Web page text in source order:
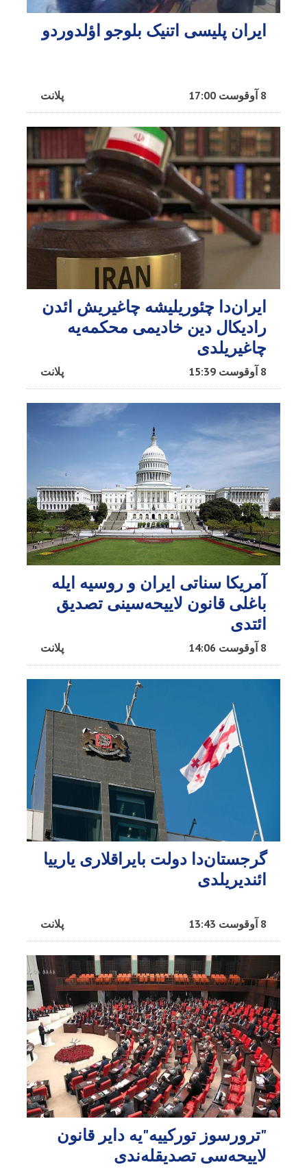
ایران پلیسی اتنیک بلوجو اؤلدوردو
پلانت 8 آوقوست 17:00
ایران‌دا چئوریلیشه چاغیریش ائد‌ن
رادیکال دین خادیمی محکمه‌یه
چاغیریلدی
پلانت 8 آوقوست 15:39
آمریکا سناتی ایران و روسیه ایله
باغلی قانون لاییحه‌سینی تصدیق
ائتدی
پلانت 8 آوقوست 14:06
گرجستان‌دا دولت بایراقلاری یارییا
ائندیریلدی
پلانت 8 آوقوست 13:43
"ترورسوز تورکییه"یه دایر قانون
لاییحه‌سی تصدیقله‌ندی